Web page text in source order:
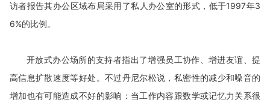
访者报告其办公区域布局采用了私人办公室的形式，低于1997年3
6%的比例。
开放式办公场所的支持者指出了增强员工协作、增进友谊、提
高信息扩散速度等好处。不过丹尼尔松说，私密性的减少和噪音的
增加也有可能造成不好的影响：当工作内容跟数学或记忆力关系很